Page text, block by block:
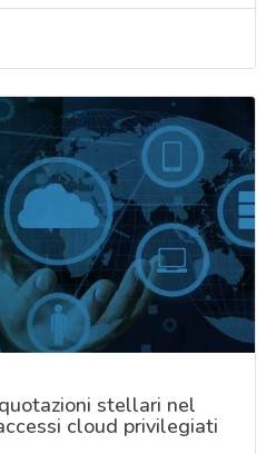
stellari nel
cloud privilegiati